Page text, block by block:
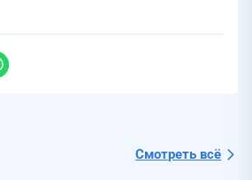
Смотреть всё